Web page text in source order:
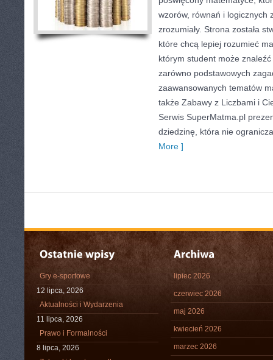
wzorów, równań i logicznych
zrozumiały. Strona została
które chcą lepiej rozumieć
którym student może
zarówno podstawowych
zaawansowanych tematów
także Zabawy z Liczbami i
Serwis SuperMatma.pl
dziedzinę, która nie
More ]
Gry e-sportowe
12 lipca, 2026
Aktualności i Wydarzenia
11 lipca, 2026
Prawo i Formalności
8 lipca, 2026
lipiec 2026
czerwiec 2026
maj 2026
kwiecień 2026
marzec 2026